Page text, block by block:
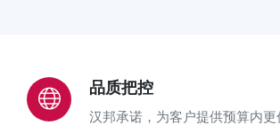
品质把控
汉邦承诺，为客户提供预算内更